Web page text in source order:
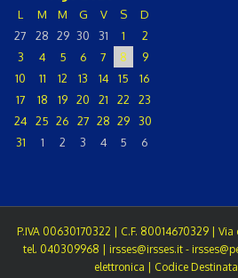
L M M G V S
D
27
28 29 30 31 1
2
3
4 5 6 7 8
9
10
11 12 13 14 15
16
17
18 19 20 21 22
23
24
25 26 27 28 29
30
31
1 2 3 4 5 6
P.IVA 00630170322 | C.F. 80014670329 | Via
tel. 040309968 | irsses@irsses.it -
elettronica | Codice